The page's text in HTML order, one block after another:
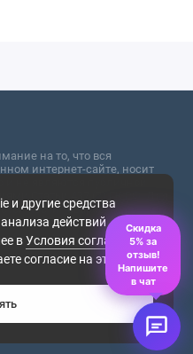
другие средства
действий
вУсловия соглашения.
согласие на это.
на то, что вся
интернет-сайте, носит
не являются публичной
Статьи 437 (2) ГК РФ. Для
товаров,
офис продаж.
Скидка
5% за
отзыв!
Напишите
в чат